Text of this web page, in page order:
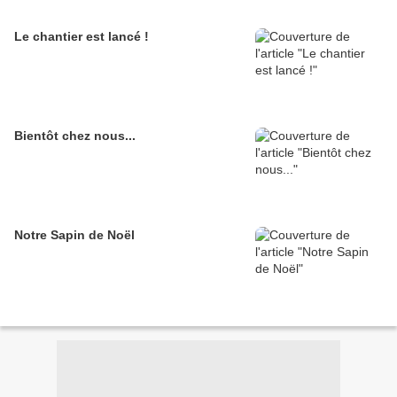
Le chantier est lancé !
Bientôt chez nous...
Notre Sapin de Noël